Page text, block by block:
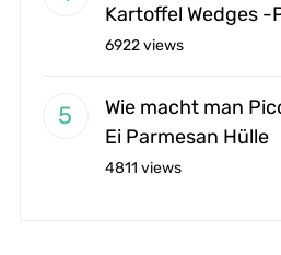
Kartoffel Wedges
6922 views
Wie macht man
Ei Parmesan Hülle
4811 views